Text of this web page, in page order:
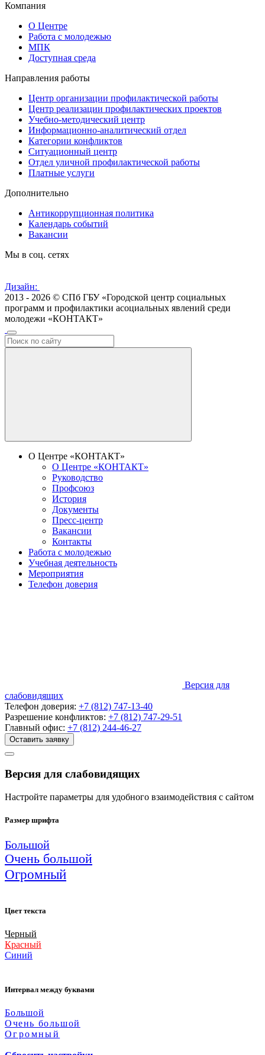
Компания
О Центре
Работа с молодежью
МПК
Доступная среда
Направления работы
Центр организации профилактической работы
Центр реализации профилактических проектов
Учебно-методический центр
Информационно-аналитический отдел
Категории конфликтов
Ситуационный центр
Отдел уличной профилактической работы
Платные услуги
Дополнительно
Антикоррупционная политика
Календарь событий
Вакансии
Мы в соц. сетях
Дизайн:
2013 - 2026 © СПб ГБУ «Городской центр социальных
программ и профилактики асоциальных явлений среди
молодежи «КОНТАКТ»
О Центре «КОНТАКТ»
О Центре «КОНТАКТ»
Руководство
Профсоюз
История
Документы
Пресс-центр
Вакансии
Контакты
Работа с молодежью
Учебная деятельность
Мероприятия
Телефон доверия
Версия для
слабовидящих
Телефон доверия: +7 (812) 747-13-40
Разрешение конфликтов: +7 (812) 747-29-51
Главный офис: +7 (812) 244-46-27
Оставить заявку
Версия для слабовидящих
Настройте параметры для удобного взаимодействия с сайтом
Размер шрифта
Большой
Очень большой
Огромный
Цвет текста
Черный
Красный
Синий
Интервал между буквами
Большой
Очень большой
Огромный